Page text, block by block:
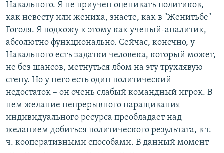
Навального. Я не приучен оценивать политиков,
как невесту или жениха, знаете, как в "Женитьбе"
Гоголя. Я подхожу к этому как ученый-аналитик,
абсолютно функционально. Сейчас, конечно, у
Навального есть задатки человека, который может,
не без шансов, метнуться лбом на эту трухлявую
стену. Но у него есть один политический
недостаток – он очень слабый командный игрок. В
нем желание непрерывного наращивания
индивидуального ресурса преобладает над
желанием добиться политического результата, в т.
ч. кооперативными способами. В данный момент